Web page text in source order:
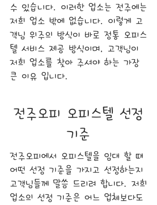
수 있습니다. 이러한 업소는 전주에는
저희 업소 밖에 없습니다. 이렇게 고
객님 위주의 방식이 바로 정통 오피스
텔 서비스 제공 방식이며, 고객님이
저희 업소를 찾아 주셔야 하는 가장
큰 이유 입니다.
전주오피 오피스텔 선정
기준
전주오피에서 오피스텔을 임대 할 때
어떤 선정 기준을 가지고 선정하는지
고객님들께 말씀 드리려 합니다. 저희
업소의 선정 기준은 어느 업체보다도